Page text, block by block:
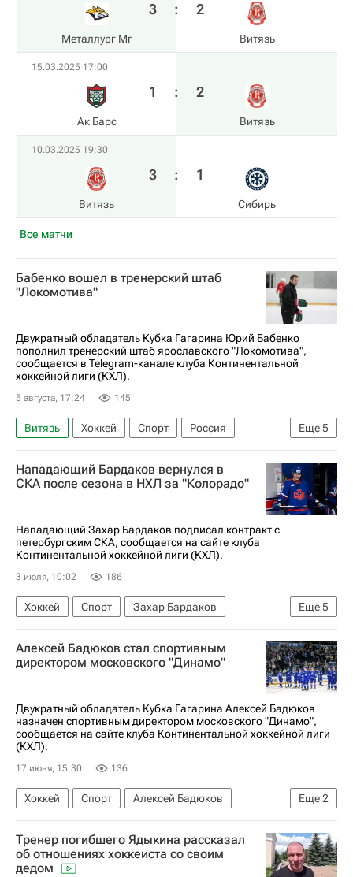
Все матчи
Металлург Мг
3 : 2
Витязь
15.03.2025 17:00
Ак Барс
1 : 2
Витязь
10.03.2025 19:30
Витязь
3 : 1
Сибирь
Бабенко вошел в тренерский штаб
"Локомотива"
Двукратный обладатель Кубка Гагарина Юрий Бабенко
пополнил тренерский штаб ярославского "Локомотива",
сообщается в Telegram-канале клуба Континентальной
хоккейной лиги (КХЛ).
5 августа, 17:24 145
Еще5
Витязь Хоккей Спорт
Россия
Сергей Звягин
Дмитрий Красоткин
Игорь Никитин
Юрий Бабенко
Нападающий Бардаков вернулся в
СКА после сезона в НХЛ за "Колорадо"
Нападающий Захар Бардаков подписал контракт с
петербургским СКА, сообщается на сайте клуба
Континентальной хоккейной лиги (КХЛ).
3 июля, 10:02 186
Еще5
Хоккей Спорт
Захар Бардаков
СКА (Санкт-Петербург)
Колорадо Эвеланш
Вегас Голден Найтс
КХЛ 2025-2026
Алексей Бадюков стал спортивным
директором московского "Динамо"
Двукратный обладатель Кубка Гагарина Алексей Бадюков
назначен спортивным директором московского "Динамо",
сообщается на сайте клуба Континентальной хоккейной лиги
(КХЛ).
17 июня, 15:30 136
Еще2
Хоккей Спорт
Алексей Бадюков
Ак Барс
КХЛ 2025-2026
Тренер погибшего Ядыкина рассказал
об отношениях хоккеиста со своим
дедом